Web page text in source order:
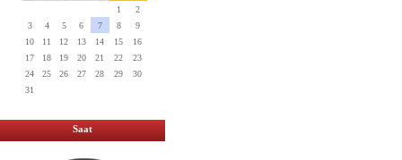
1
2
3
4 5 6 7 8
9
10
11 12 13 14 15
16
17
18 19 20 21 22
23
24
25 26 27 28 29
30
31
Saat